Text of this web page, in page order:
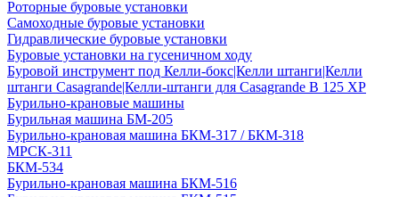
Роторные буровые установки
Самоходные буровые установки
Гидравлические буровые установки
Буровые установки на гусеничном ходу
Буровой инструмент под Келли-бокс|Келли штанги|Келли
штанги Casagrande|Келли-штанги для Casagrande B 125 XP
Бурильно-крановые машины
Бурильная машина БМ-205
Бурильно-крановая машина БКМ-317 / БКМ-318
МРСК-311
БКМ-534
Бурильно-крановая машина БКМ-516